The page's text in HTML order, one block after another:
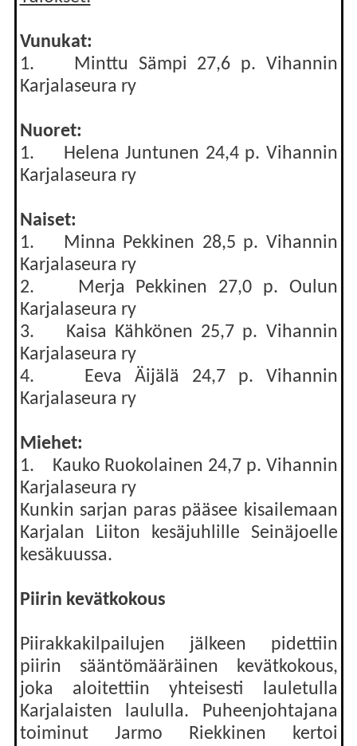
Vunukat:
1. Minttu Sämpi 27,6 p. Vihannin
Karjalaseura ry
Nuoret:
1. Helena Juntunen 24,4 p. Vihannin
Karjalaseura ry
Naiset:
1. Minna Pekkinen 28,5 p. Vihannin
Karjalaseura ry
2. Merja Pekkinen 27,0 p. Oulun
Karjalaseura ry
3. Kaisa Kähkönen 25,7 p. Vihannin
Karjalaseura ry
4. Eeva Äijälä 24,7 p. Vihannin
Karjalaseura ry
Miehet:
1. Kauko Ruokolainen 24,7 p. Vihannin
Karjalaseura ry
Kunkin sarjan paras pääsee kisailemaan
Karjalan Liiton kesäjuhlille Seinäjoelle
kesäkuussa.
Piirin kevätkokous
Piirakkakilpailujen jälkeen pidettiin
piirin sääntömääräinen kevätkokous,
joka aloitettiin yhteisesti lauletulla
Karjalaisten laululla. Puheenjohtajana
toiminut Jarmo Riekkinen kertoi